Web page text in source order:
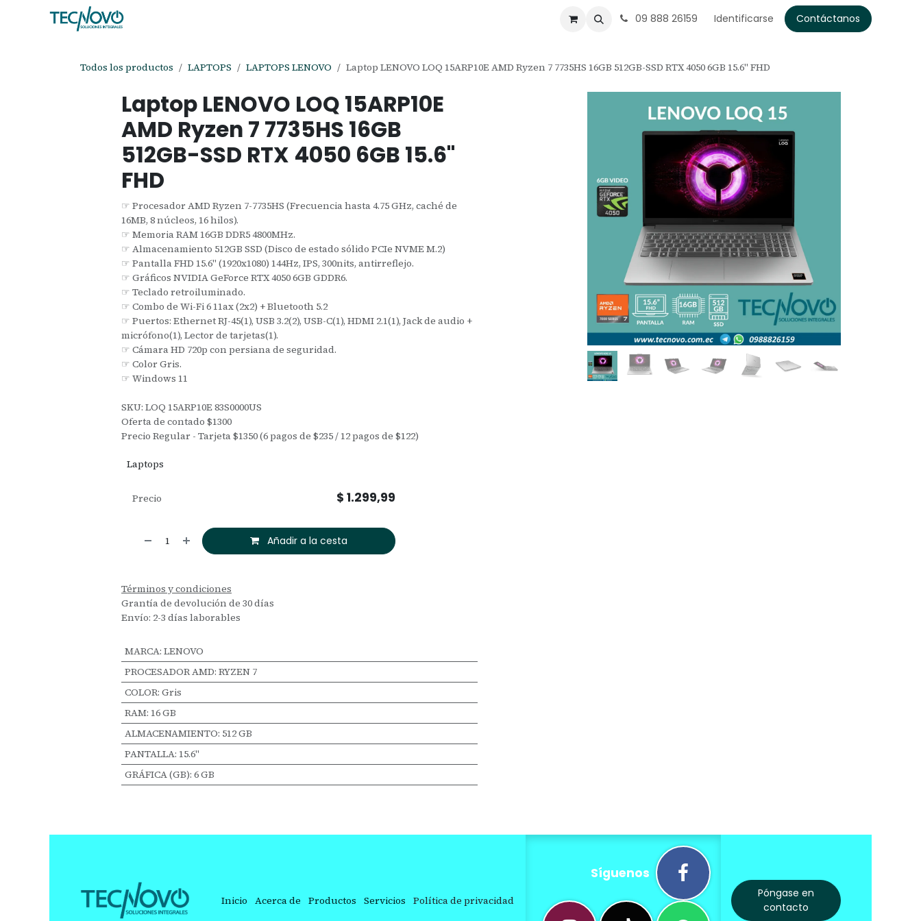
09 888 26159 Identificarse Contáctanos
Todos los productos LAPTOPS LAPTOPS LENOVO Laptop LENOVO LOQ 15ARP10E AMD Ryzen 7 7735HS 16GB 512GB-SSD RTX 4050 6GB 15.6" FHD
Laptop LENOVO LOQ 15ARP10E
AMD Ryzen 7 7735HS 16GB
512GB-SSD RTX 4050 6GB 15.6"
FHD
☞ Procesador AMD Ryzen 7-7735HS (Frecuencia hasta 4.75 GHz, caché de
16MB, 8 núcleos, 16 hilos).
☞ Memoria RAM 16GB DDR5 4800MHz.
☞ Almacenamiento 512GB SSD (Disco de estado sólido PCIe NVME M.2)
☞ Pantalla FHD 15.6" (1920x1080) 144Hz, IPS, 300nits, antirreflejo.
☞ Gráficos NVIDIA GeForce RTX 4050 6GB GDDR6.
☞ Teclado retroiluminado.
☞ Combo de Wi-Fi 6 11ax (2x2) + Bluetooth 5.2
☞ Puertos: Ethernet RJ-45(1), USB 3.2(2), USB-C(1), HDMI 2.1(1), Jack de audio +
micrófono(1), Lector de tarjetas(1).
☞ Cámara HD 720p con persiana de seguridad.
☞ Color Gris.
☞ Windows 11
SKU: LOQ 15ARP10E 83S0000US
Oferta de contado $1300
Precio Regular - Tarjeta $1350 (6 pagos de $235 / 12 pagos de $122)
Laptops
Añadir a la cesta
Precio $1.299,99
Términos y condiciones
Grantía de devolución de 30 días
Envío: 2-3 días laborables
MARCA: LENOVO
PROCESADOR AMD: RYZEN 7
COLOR: Gris
RAM: 16 GB
ALMACENAMIENTO: 512 GB
PANTALLA: 15.6"
GRÁFICA (GB): 6 GB
Inicio Acerca de Productos Servicios Política de privacidad
Síguenos
Póngase en
contacto